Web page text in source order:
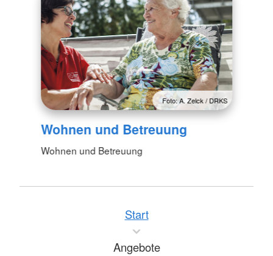
Foto: A. Zelck / DRKS
Wohnen und Betreuung
Wohnen und Betreuung
Start
Angebote